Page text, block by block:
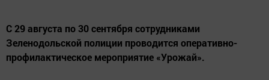
С 29 августа по 30 сентября сотрудниками
Зеленодольской полиции проводится оперативно-
профилактическое мероприятие «Урожай».